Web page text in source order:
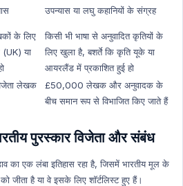
उपन्यास या लघु कहानियों के संग्रह
के लिए
या
किसी भी भाषा से अनुवादित कृतियों के
लिए खुला है, बशर्ते कि कृति यूके या
आयरलैंड में प्रकाशित हुई हो
लेखक
£50,000 लेखक और अनुवादक के
बीच समान रूप से विभाजित किए जाते हैं
पुरस्कार विजेता और संबंध
का एक लंबा इतिहास रहा है, जिसमें भारतीय मूल के
जीता है या वे इसके लिए शॉर्टलिस्ट हुए हैं।